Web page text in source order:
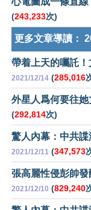
(243,233次)
更多文章導讀：
帶着上天的囑託
2021/12/14 (285,016
外星人爲何要往
(292,814次)
驚人內幕：中共
2021/12/11 (347,573
張高麗性侵彭帥
2021/12/10 (829,240